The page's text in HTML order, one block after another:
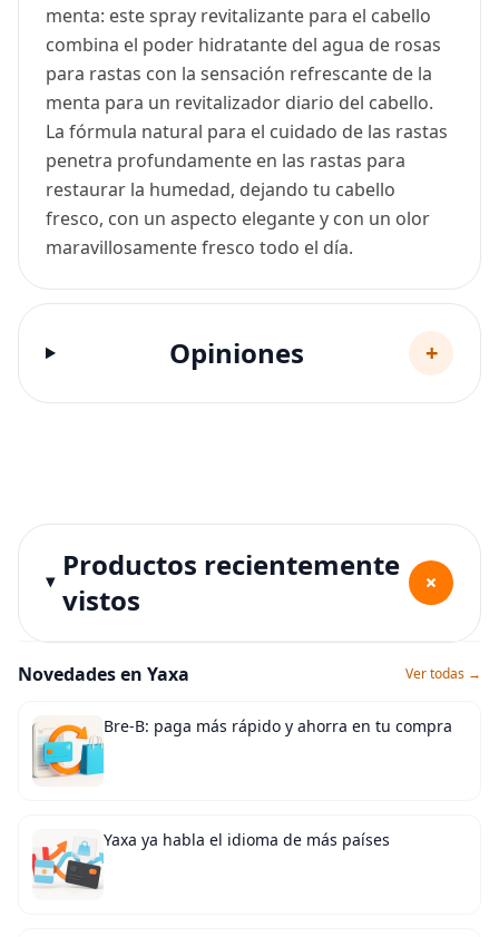
menta: este spray revitalizante para el cabello
combina el poder hidratante del agua de rosas
para rastas con la sensación refrescante de la
menta para un revitalizador diario del cabello.
La fórmula natural para el cuidado de las rastas
penetra profundamente en las rastas para
restaurar la humedad, dejando tu cabello
fresco, con un aspecto elegante y con un olor
maravillosamente fresco todo el día.
Opiniones +
Productos recientemente
vistos
+
Novedades en Yaxa Ver todas →
Bre-B: paga más rápido y ahorra en tu compra
Yaxa ya habla el idioma de más países